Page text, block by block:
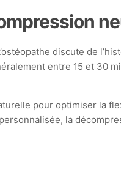
discute de
entre 15 et
pour optimiser la
la